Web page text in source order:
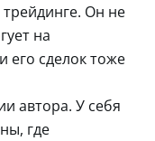
Он не
на
его сделок тоже
автора. У себя
где